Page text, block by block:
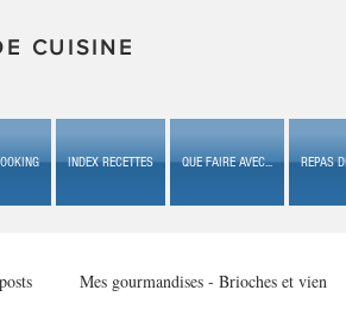
CUISINE
INDEX RECETTES QUE FAIRE AVEC... REPAS
Mes gourmandises - Brioches et vien